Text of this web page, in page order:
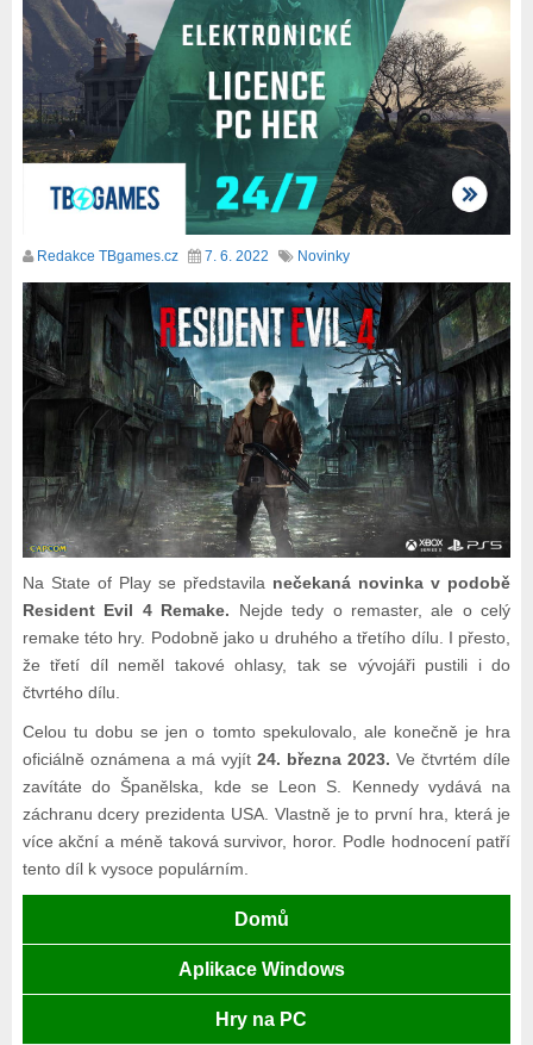
Redakce TBgames.cz 7. 6. 2022 Novinky
Na State of Play se představila nečekaná novinka v podobě
Resident Evil 4 Remake. Nejde tedy o remaster, ale o celý
remake této hry. Podobně jako u druhého a třetího dílu. I přesto,
že třetí díl neměl takové ohlasy, tak se vývojáři pustili i do
čtvrtého dílu.
Celou tu dobu se jen o tomto spekulovalo, ale konečně je hra
oficiálně oznámena a má vyjít24. března 2023.Ve čtvrtém díle
zavítáte do Španělska, kde se Leon S. Kennedy vydává na
záchranu dcery prezidenta USA. Vlastně je to první hra, která je
více akční a méně taková survivor, horor. Podle hodnocení patří
tento díl k vysoce populárním.
Domů
Aplikace Windows
Hry na PC